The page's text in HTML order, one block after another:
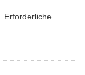
Erforderliche